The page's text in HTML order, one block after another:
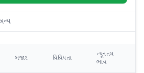
બજાર વિવિધતા
ન્યૂનતમ
ભાવ